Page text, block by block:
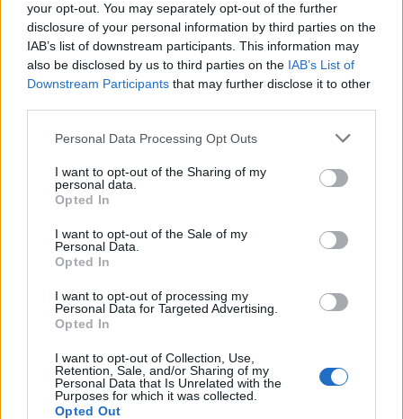
your opt-out. You may separately opt-out of the further
disclosure of your personal information by third parties on the
IAB’s list of downstream participants. This information may
also be disclosed by us to third parties on the IAB’s List of
Downstream Participants that may further disclose it to other
Personal Data Processing Opt Outs
I want to opt-out of the Sharing of my
personal data.
Opted In
I want to opt-out of the Sale of my
Personal Data.
Opted In
I want to opt-out of processing my
Personal Data for Targeted Advertising.
Opted In
I want to opt-out of Collection, Use,
Retention, Sale, and/or Sharing of my
Personal Data that Is Unrelated with the
Purposes for which it was collected.
Opted Out
Από το 1930 που έγινε το πρώτο Παγκόσμιο
Κύπελλο έχουν εμφανιστεί εκατοντάδες
παίκτες. Όπως συμβαίνει όμως πάντα
κάποιοι κατάφεραν να ξεχωρίσουν
περισσότερο.